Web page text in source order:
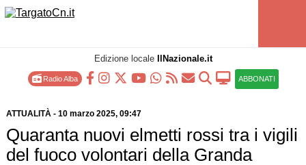
Edizione locale IlNazionale.it
Radio Alba ABBONATI
ATTUALITÀ- 10 marzo 2025, 09:47
Quaranta nuovi elmetti rossi tra i vigili
del fuoco volontari della Granda